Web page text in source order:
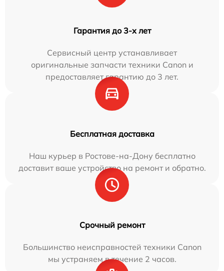
Гарантия до 3-х лет
Сервисный центр устанавливает
оригинальные запчасти техники Canon и
предоставляет гарантию до 3 лет.
Бесплатная доставка
Наш курьер в Ростове-на-Дону бесплатно
доставит ваше устройство на ремонт и обратно.
Срочный ремонт
Большинство неисправностей техники Canon
мы устраняем в течение 2 часов.